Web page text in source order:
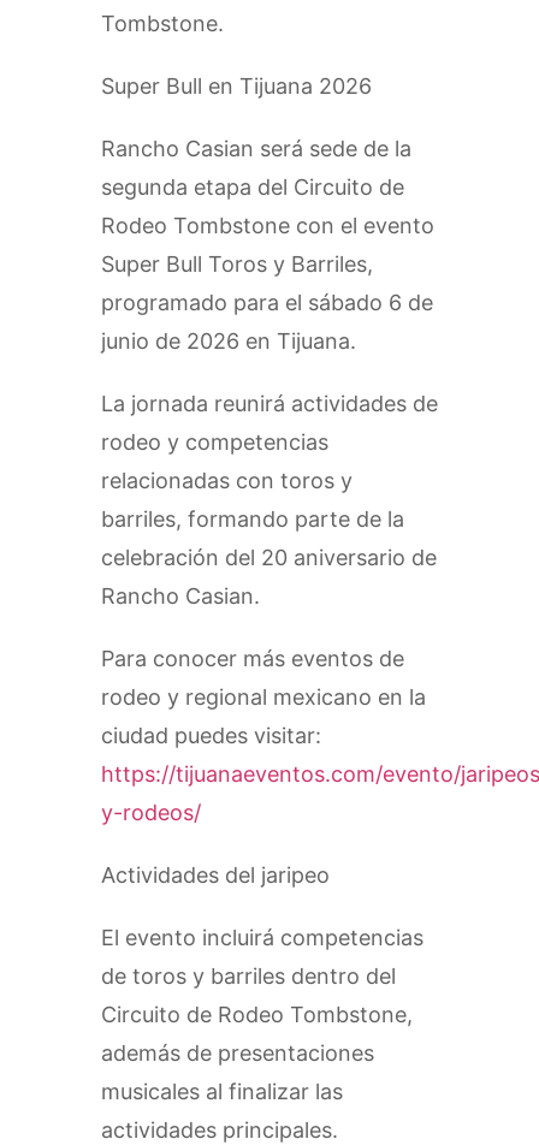
Tombstone.
Super Bull en Tijuana 2026
Rancho Casian será sede de la
segunda etapa del Circuito de
Rodeo Tombstone con el evento
Super Bull Toros y Barriles,
programado para el sábado 6 de
junio de 2026 en Tijuana.
La jornada reunirá actividades de
rodeo y competencias
relacionadas con toros y
barriles, formando parte de la
celebración del 20 aniversario de
Rancho Casian.
Para conocer más eventos de
rodeo y regional mexicano en la
ciudad puedes visitar:
https://tijuanaeventos.com/evento/
y-rodeos/
Actividades del jaripeo
El evento incluirá competencias
de toros y barriles dentro del
Circuito de Rodeo Tombstone,
además de presentaciones
musicales al finalizar las
actividades principales.